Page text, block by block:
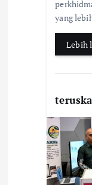
k
yang
Lebih